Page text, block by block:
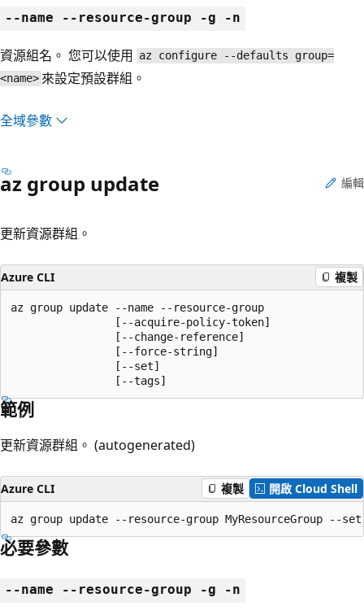
--name --resource-group -g -n
資源組名。 您可以使用 az configure --defaults group=
<name> 來設定預設群組。
全域參數
az group update 編輯
更新資源群組。
Azure CLI 複製
az group update --name --resource-group
                [--acquire-policy-token]
                [--change-reference]
                [--force-string]
                [--set]
                [--tags]
範例
更新資源群組。 (autogenerated)
Azure CLI 複製 開啟 Cloud Shell
az group update --resource-group MyResourceGroup
必要參數
--name --resource-group -g -n